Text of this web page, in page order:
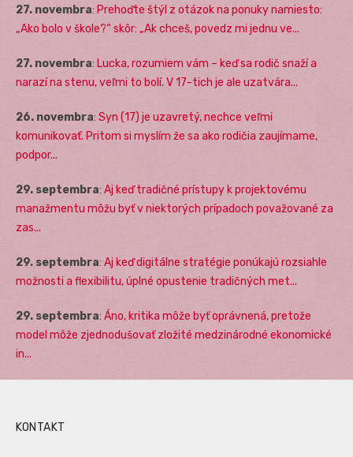
27. novembra: Prehoďte štýl z otázok na ponuky namiesto:
„Ako bolo v škole?“ skôr: „Ak chceš, povedz mi jednu ve...
27. novembra: Lucka, rozumiem vám – keď sa rodič snaží a
narazí na stenu, veľmi to bolí. V 17-tich je ale uzatvára...
26. novembra: Syn (17) je uzavretý, nechce veľmi
komunikovať. Pritom si myslím že sa ako rodičia zaujímame,
podpor...
29. septembra: Aj keď tradičné prístupy k projektovému
manažmentu môžu byť v niektorých prípadoch považované za
zas...
29. septembra: Aj keď digitálne stratégie ponúkajú rozsiahle
možnosti a flexibilitu, úplné opustenie tradičných met...
29. septembra: Áno, kritika môže byť oprávnená, pretože
model môže zjednodušovať zložité medzinárodné ekonomické
in...
KONTAKT